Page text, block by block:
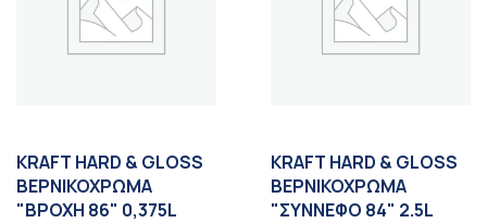
KRAFT HARD & GLOSS
ΒΕΡΝΙΚΟΧΡΩΜΑ
"ΒΡΟΧΗ 86" 0,375L
KRAFT HARD & GLOSS
ΒΕΡΝΙΚΟΧΡΩΜΑ
"ΣΥΝΝΕΦΟ 84" 2.5L